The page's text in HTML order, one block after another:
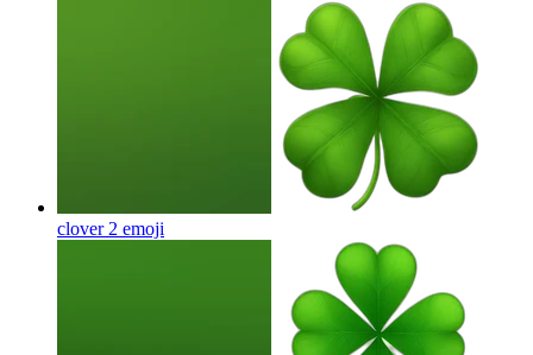
clover 2 emoji